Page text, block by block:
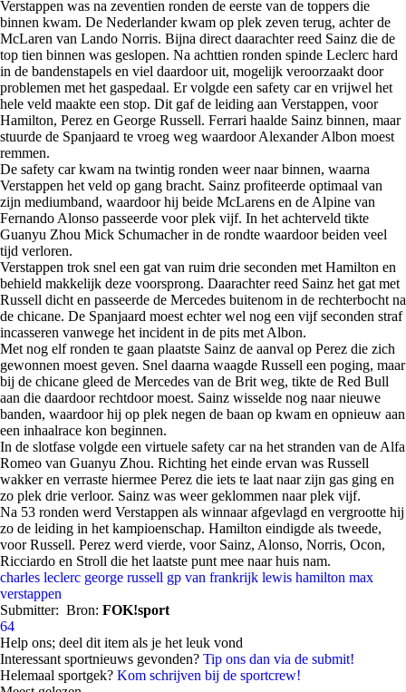
Verstappen was na zeventien ronden de eerste van de toppers die
binnen kwam. De Nederlander kwam op plek zeven terug, achter de
McLaren van Lando Norris. Bijna direct daarachter reed Sainz die de
top tien binnen was geslopen. Na achttien ronden spinde Leclerc hard
in de bandenstapels en viel daardoor uit, mogelijk veroorzaakt door
problemen met het gaspedaal. Er volgde een safety car en vrijwel het
hele veld maakte een stop. Dit gaf de leiding aan Verstappen, voor
Hamilton, Perez en George Russell. Ferrari haalde Sainz binnen, maar
stuurde de Spanjaard te vroeg weg waardoor Alexander Albon moest
remmen.
De safety car kwam na twintig ronden weer naar binnen, waarna
Verstappen het veld op gang bracht. Sainz profiteerde optimaal van
zijn mediumband, waardoor hij beide McLarens en de Alpine van
Fernando Alonso passeerde voor plek vijf. In het achterveld tikte
Guanyu Zhou Mick Schumacher in de rondte waardoor beiden veel
tijd verloren.
Verstappen trok snel een gat van ruim drie seconden met Hamilton en
behield makkelijk deze voorsprong. Daarachter reed Sainz het gat met
Russell dicht en passeerde de Mercedes buitenom in de rechterbocht na
de chicane. De Spanjaard moest echter wel nog een vijf seconden straf
incasseren vanwege het incident in de pits met Albon.
Met nog elf ronden te gaan plaatste Sainz de aanval op Perez die zich
gewonnen moest geven. Snel daarna waagde Russell een poging, maar
bij de chicane gleed de Mercedes van de Brit weg, tikte de Red Bull
aan die daardoor rechtdoor moest. Sainz wisselde nog naar nieuwe
banden, waardoor hij op plek negen de baan op kwam en opnieuw aan
een inhaalrace kon beginnen.
In de slotfase volgde een virtuele safety car na het stranden van de Alfa
Romeo van Guanyu Zhou. Richting het einde ervan was Russell
wakker en verraste hiermee Perez die iets te laat naar zijn gas ging en
zo plek drie verloor. Sainz was weer geklommen naar plek vijf.
Na 53 ronden werd Verstappen als winnaar afgevlagd en vergrootte hij
zo de leiding in het kampioenschap. Hamilton eindigde als tweede,
voor Russell. Perez werd vierde, voor Sainz, Alonso, Norris, Ocon,
Ricciardo en Stroll die het laatste punt mee naar huis nam.
charles leclerc george russell gp van frankrijk lewis hamilton max
verstappen
Submitter: Bron: FOK!sport
64
Help ons; deel dit item als je het leuk vond
Interessant sportnieuws gevonden? Tip ons dan via de submit!
Helemaal sportgek? Kom schrijven bij de sportcrew!